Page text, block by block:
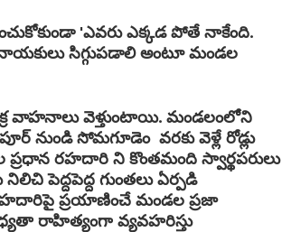
'ఎవరు ఎక్కడ పోతే నాకేంది.
సిగ్గుపడాలి అంటూ మండల
వాహనాలు వెళ్తుంటాయి. మండలంలోని
నుండి సోమగూడెం వరకు వెళ్లే రోడ్లు
రహదారి ని కొంతమంది స్వార్థపరులు
పెద్దపెద్ద గుంతలు ఏర్పడి
ప్రయాణించే మండల ప్రజా
రాహిత్యంగా వ్యవహరిస్తు